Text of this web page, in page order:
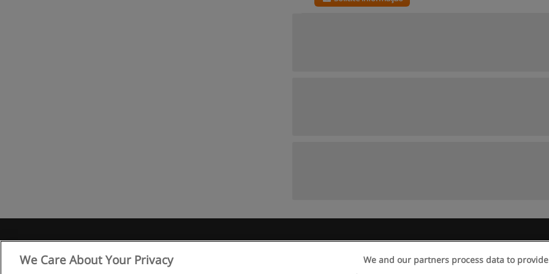
We Care About Your Privacy We and our partners process data to